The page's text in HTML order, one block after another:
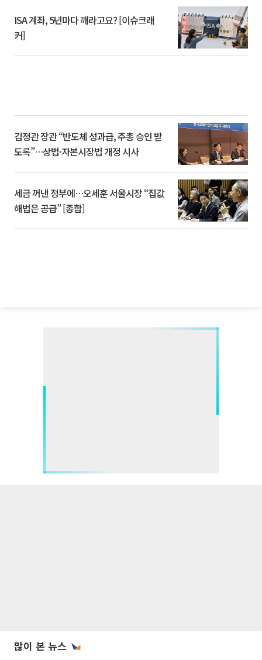
ISA 계좌, 5년마다 깨라고요? [이슈크래
커]
김정관 장관 “반도체 성과급, 주총 승인 받
도록”…상법·자본시장법 개정 시사
세금 꺼낸 정부에…오세훈 서울시장 “집값
해법은 공급” [종합]
많이 본 뉴스